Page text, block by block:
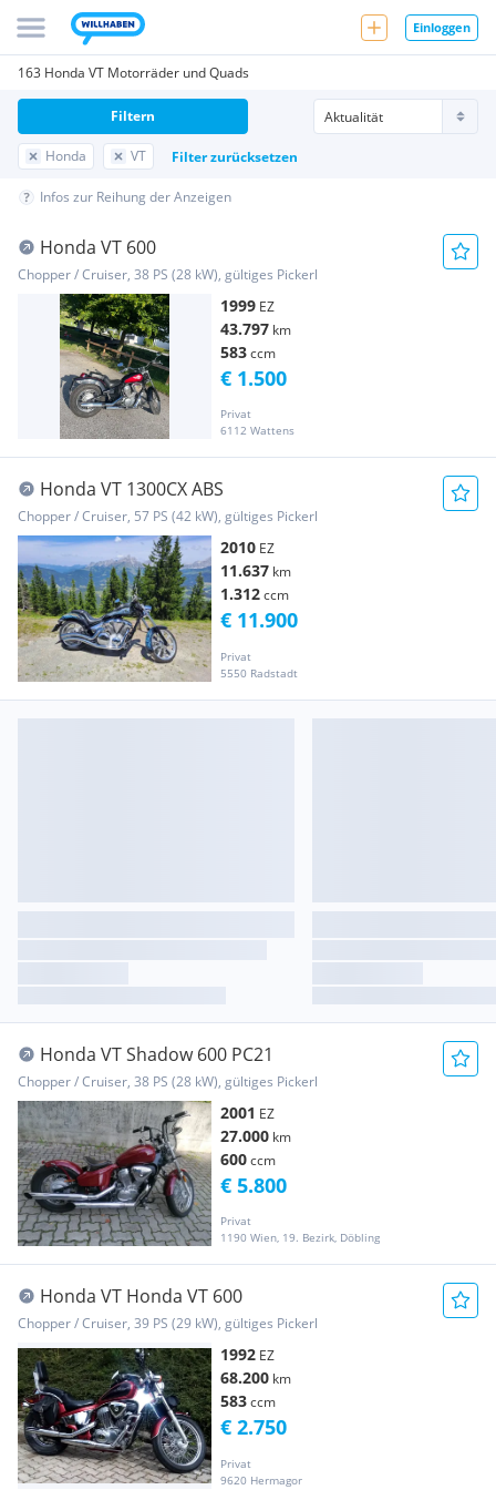
Einloggen
163 Honda VT Motorräder und Quads
Honda VT Filter zurücksetzen
Filtern
Infos zur Reihung der Anzeigen
Honda VT 600
Chopper / Cruiser, 38 PS (28 kW), gültiges Pickerl
1999 EZ
43.797 km
583ccm
Privat
6112 Wattens
€ 1.500
Honda VT 1300CX ABS
Chopper / Cruiser, 57 PS (42 kW), gültiges Pickerl
2010 EZ
11.637 km
1.312ccm
Privat
5550 Radstadt
€ 11.900
Honda VT Shadow 600 PC21
Chopper / Cruiser, 38 PS (28 kW), gültiges Pickerl
2001 EZ
27.000 km
600ccm
Privat
1190 Wien, 19. Bezirk, Döbling
€ 5.800
Honda VT Honda VT 600
Chopper / Cruiser, 39 PS (29 kW), gültiges Pickerl
1992 EZ
68.200 km
583ccm
Privat
9620 Hermagor
€ 2.750